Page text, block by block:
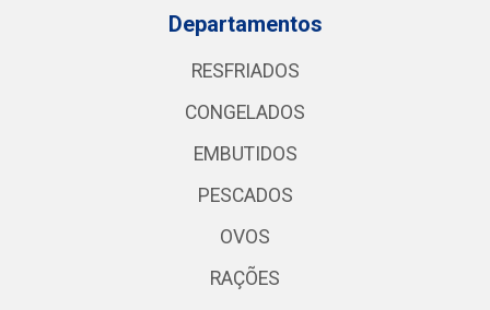
Departamentos
RESFRIADOS
CONGELADOS
EMBUTIDOS
PESCADOS
OVOS
RAÇÕES